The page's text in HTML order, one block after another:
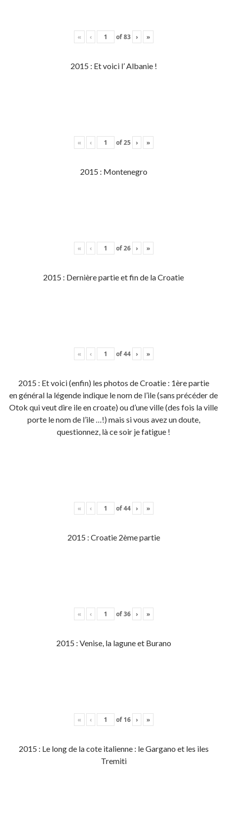
« ‹ of83 › »
2015 : Et voici l’ Albanie !
« ‹ of25 › »
2015 : Montenegro
« ‹ of26 › »
2015 : Dernière partie et fin de la Croatie
« ‹ of44 › »
2015 : Et voici (enfin) les photos de Croatie : 1ère partie
en général la légende indique le nom de l’ile (sans précéder de
Otok qui veut dire ile en croate) ou d’une ville (des fois la ville
porte le nom de l’ile …!) mais si vous avez un doute,
questionnez, là ce soir je fatigue !
« ‹ of44 › »
2015 : Croatie 2ème partie
« ‹ of36 › »
2015 : Venise, la lagune et Burano
« ‹ of 16 › »
2015 : Le long de la cote italienne : le Gargano et les iles
Tremiti